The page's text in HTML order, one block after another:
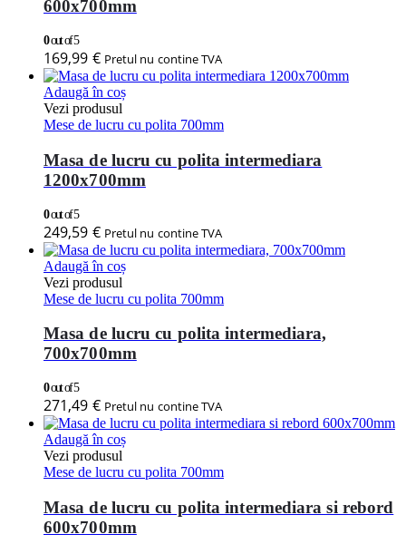
600x700mm
0out of 5
169,99 € Pretul nu contine TVA
Adaugă în coș
Vezi produsul
Mese de lucru cu polita 700mm
Masa de lucru cu polita intermediara
1200x700mm
0out of 5
249,59 € Pretul nu contine TVA
Adaugă în coș
Vezi produsul
Mese de lucru cu polita 700mm
Masa de lucru cu polita intermediara,
700x700mm
0out of 5
271,49 € Pretul nu contine TVA
Adaugă în coș
Vezi produsul
Mese de lucru cu polita 700mm
Masa de lucru cu polita intermediara si rebord
600x700mm